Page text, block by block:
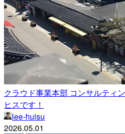
クラウド事業本部 コンサルティ
ヒスです！
lee-huisu
2026.05.01